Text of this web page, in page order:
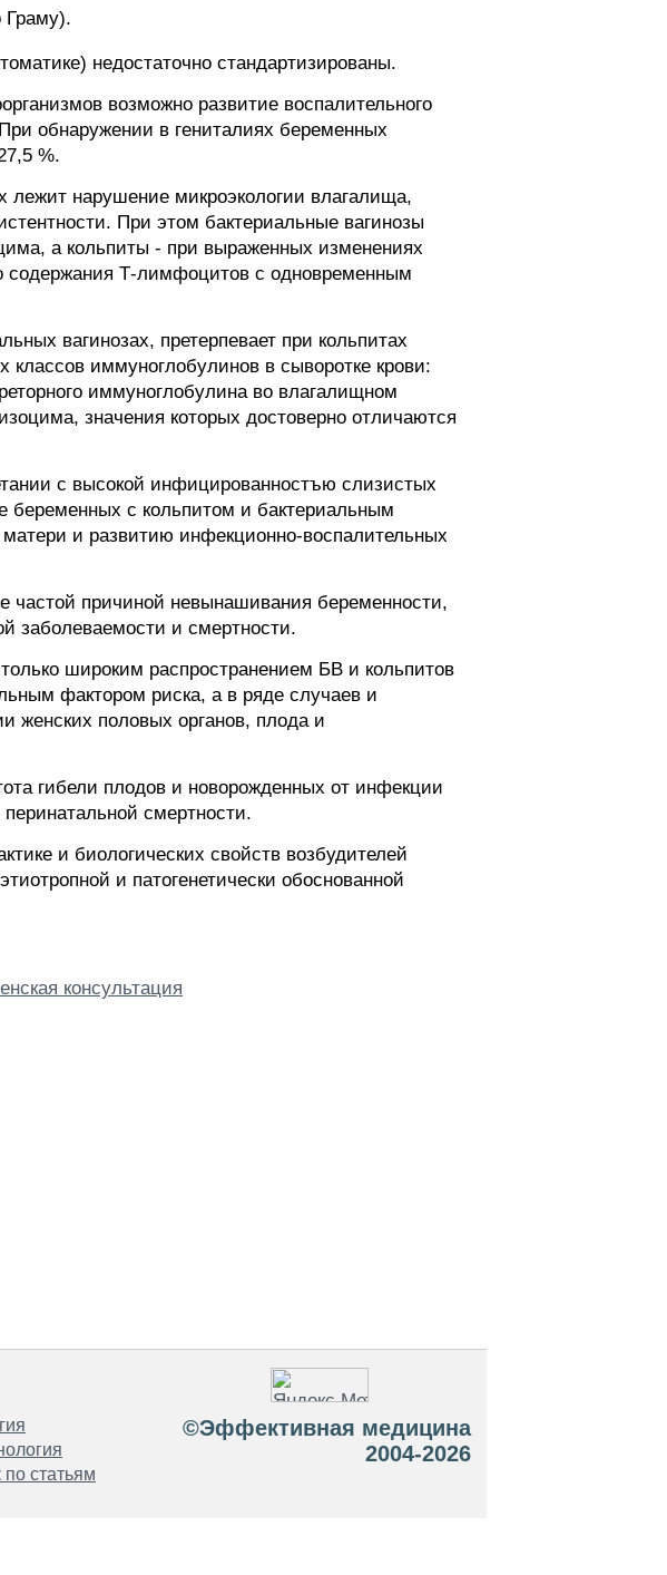
Граму).
недостаточно стандартизированы.
возможно развитие воспалительного
обнаружении в гениталиях беременных
%.
лежит нарушение микроэкологии влагалища,
При этом бактериальные вагинозы
а кольпиты - при выраженных изменениях
содержания Т-лимфоцитов с одновременным
вагинозах, претерпевает при кольпитах
иммуноглобулинов в сыворотке крови:
иммуноглобулина во влагалищном
значения которых достоверно отличаются
с высокой инфицированностъю слизистых
беременных с кольпитом и бактериальным
и развитию инфекционно-воспалительных
частой причиной невынашивания беременности,
заболеваемости и смертности.
широким распространением БВ и кольпитов
фактором риска, а в ряде случаев и
женских половых органов, плода и
гибели плодов и новорожденных от инфекции
смертности.
и биологических свойств возбудителей
и патогенетически обоснованной
консультация
по статьям
©Эффективная медицина
2004-2026